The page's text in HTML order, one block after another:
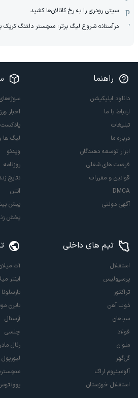
سیتی رودری را به رخ کاتالان‌ها کشید
درآستانه شروع لیگ برتر؛ منچستر دلتنگ کریک
راهنما
دانلود اپلیکیشن
ارتباط با ما
تبلیغات
درباره ما
ابزار توسعه دهندگان
فرصت های شغلی
قوانین و مقررات
DMCA
آگهی دولتی
اخبار
پادکست
لیگ ها
ویدئو
روزنامه
نتایج
آنتن
پیش
پخش
تیم های داخلی
استقلال
پرسپولیس
تراکتور
ذوب آهن
سپاهان
فولاد
ملوان
گل‌گهر
آلومینیوم اراک
استقلال خوزستان
آث
اینتر
بارسلونا
بایرن
آرسنال
چلسی
رئال
لیورپول